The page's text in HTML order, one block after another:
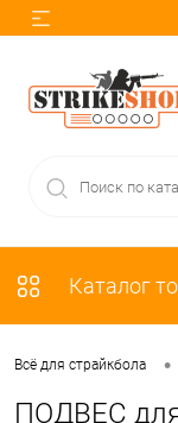
Каталог
Всё для страйкбола •
ПОДВЕС для